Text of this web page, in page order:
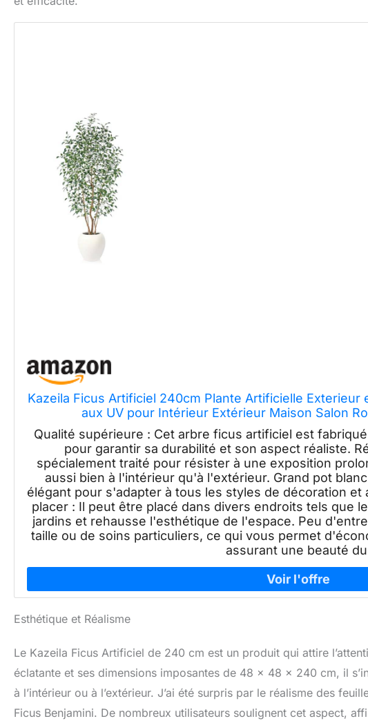
Kazeila Ficus Artificiel 240cm Plante Artificielle Exterieur
aux UV pour Intérieur Extérieur Maison Salon
Qualité supérieure : Cet arbre ficus artificiel est
pour garantir sa durabilité et son aspect réaliste.
spécialement traité pour résister à une exposition
aussi bien à l'intérieur qu'à l'extérieur. Grand pot
élégant pour s'adapter à tous les styles de décoration
placer : Il peut être placé dans divers endroits tels que
jardins et rehausse l'esthétique de l'espace. Peu
taille ou de soins particuliers, ce qui vous permet
assurant une beauté
Esthétique et Réalisme
Le Kazeila Ficus Artificiel de 240 cm est un produit qui attire
éclatante et ses dimensions imposantes de 48 x 48 x 240 cm, il
à l’intérieur ou à l’extérieur. J’ai été surpris par le réalisme des
Ficus Benjamini. De nombreux utilisateurs soulignent cet aspect,